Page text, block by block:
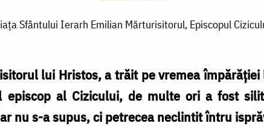
Sfântului Ierarh Emilian Mărturisitorul, Episcopul
lui Hristos, a trăit pe vremea
episcop al Cizicului, de multe ori a fost
nu s-a supus, ci petrecea neclintit întru